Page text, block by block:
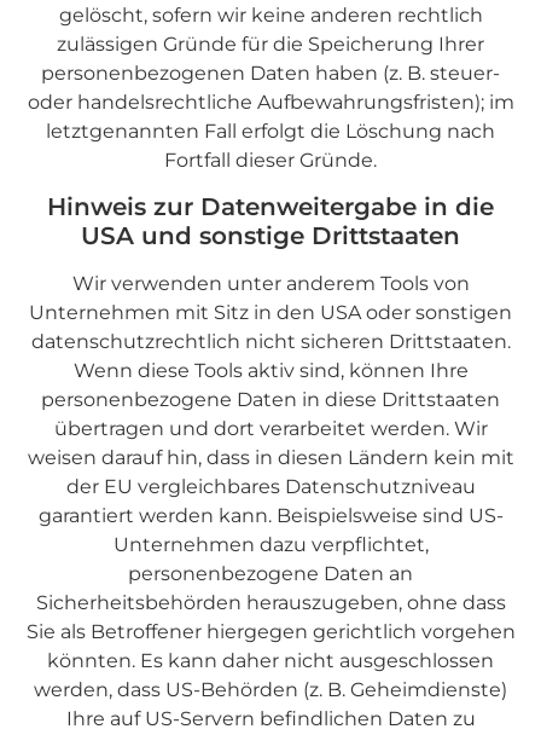
gelöscht, sofern wir keine anderen rechtlich
zulässigen Gründe für die Speicherung Ihrer
personenbezogenen Daten haben (z. B. steuer-
oder handelsrechtliche Aufbewahrungsfristen); im
letztgenannten Fall erfolgt die Löschung nach
Fortfall dieser Gründe.
Hinweis zur Datenweitergabe in die
USA und sonstige Drittstaaten
Wir verwenden unter anderem Tools von
Unternehmen mit Sitz in den USA oder sonstigen
datenschutzrechtlich nicht sicheren Drittstaaten.
Wenn diese Tools aktiv sind, können Ihre
personenbezogene Daten in diese Drittstaaten
übertragen und dort verarbeitet werden. Wir
weisen darauf hin, dass in diesen Ländern kein mit
der EU vergleichbares Datenschutzniveau
garantiert werden kann. Beispielsweise sind US-
Unternehmen dazu verpflichtet,
personenbezogene Daten an
Sicherheitsbehörden herauszugeben, ohne dass
Sie als Betroffener hiergegen gerichtlich vorgehen
könnten. Es kann daher nicht ausgeschlossen
werden, dass US-Behörden (z. B. Geheimdienste)
Ihre auf US-Servern befindlichen Daten zu